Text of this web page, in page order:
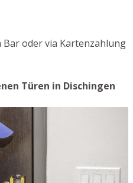
oder via Kartenzahlung
Türen in Dischingen